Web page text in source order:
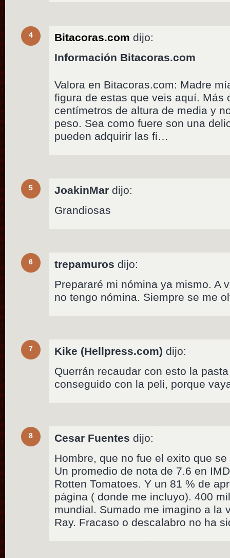
4 Bitacoras.com dijo:
Información Bitacoras.com
Valora en Bitacoras.com: Madre
figura de estas que veis aquí. Más
centímetros de altura de media y
peso. Sea como fuere son una
pueden adquirir las fi…
5 JoakinMar dijo:
Grandiosas
6 trepamuros dijo:
Prepararé mi nómina ya mismo. A
no tengo nómina. Siempre se me
7 Kike (Hellpress.com) dijo:
Querrán recaudar con esto la
conseguido con la peli, porque
8 Cesar Fuentes dijo:
Hombre, que no fue el exito que
Un promedio de nota de 7.6 en
Rotten Tomatoes. Y un 81 % de
página ( donde me incluyo). 400
mundial. Sumado me imagino a la
Ray. Fracaso o descalabro no ha